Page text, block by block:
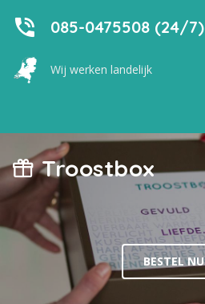
085-0475508 (24/7)
Wij werken landelijk
Troostbox
BESTEL NU